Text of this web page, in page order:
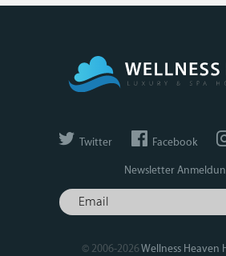
Twitter Facebook
Newsletter
© 2006-2026Wellness Heaven